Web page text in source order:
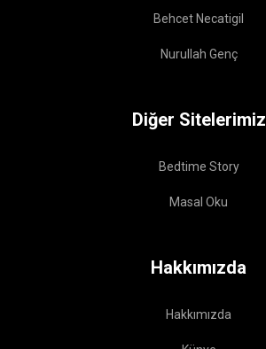
Behcet Necatigil
Nurullah Genç
Diğer Sitelerimiz
Bedtime Story
Masal Oku
Hakkımızda
Hakkımızda